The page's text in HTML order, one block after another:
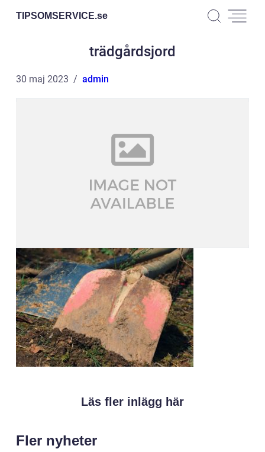
TIPSOMSERVICE.se
trädgårdsjord
30 maj 2023 admin
Läs fler inlägg här
Fler nyheter